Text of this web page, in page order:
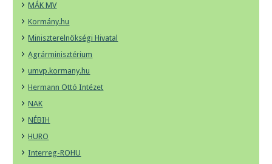
MÁK MV
Kormány.hu
Miniszterelnökségi Hivatal
Agrárminisztérium
umvp.kormany.hu
Hermann Ottó Intézet
NAK
NÉBIH
HURO
Interreg-ROHU